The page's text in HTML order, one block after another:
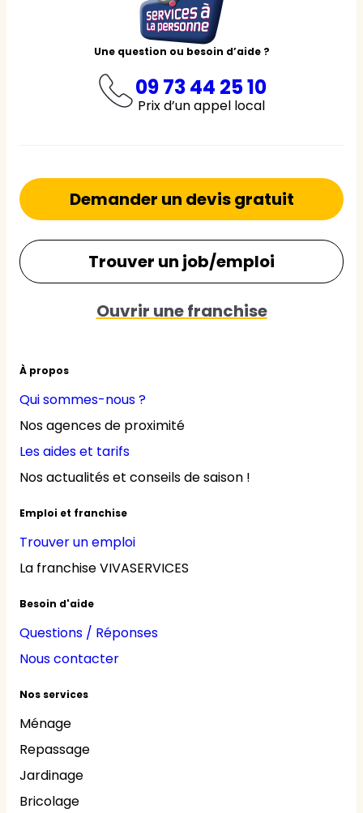
Une question ou besoin d’aide ?
09 73 44 25 10
Prix d’un appel local
À propos
Qui sommes-nous ?
Nos agences de proximité
Les aides et tarifs
Nos actualités et conseils de saison !
Emploi et franchise
Trouver un emploi
La franchise VIVASERVICES
Besoin d'aide
Questions / Réponses
Nous contacter
Nos services
Ménage
Repassage
Jardinage
Bricolage
Demander un devis gratuit
Trouver un job/emploi
Ouvrir une franchise